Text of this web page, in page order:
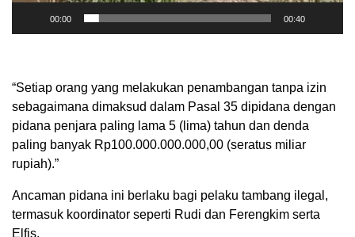
00:00 00:40
“Setiap orang yang melakukan penambangan tanpa izin
sebagaimana dimaksud dalam Pasal 35 dipidana dengan
pidana penjara paling lama 5 (lima) tahun dan denda
paling banyak Rp100.000.000.000,00 (seratus miliar
rupiah).”
Ancaman pidana ini berlaku bagi pelaku tambang ilegal,
termasuk koordinator seperti Rudi dan Ferengkim serta
Elfis.